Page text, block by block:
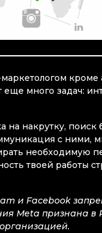
кроме
еще много задач:
на накрутку, поиск
с ними,
необходимую
твоей работы
и Facebook
Meta признана в